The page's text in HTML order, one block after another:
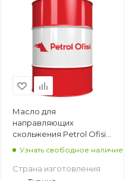
Масло для
направляющих
скольжения Petrol Ofisi
Kızak Yağı G 220, 185кг
Узнать свободное наличие
Страна изготовления